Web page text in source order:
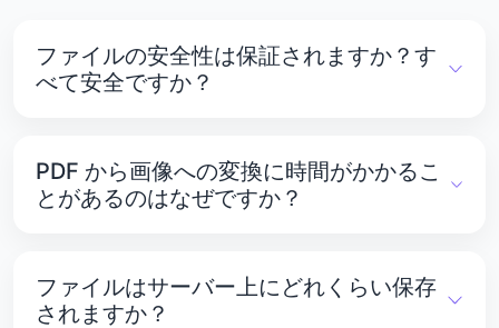
ファイルの安全性は保証されますか？す
べて安全ですか？
ュリティを最優先に考えています。すべてのファイル
は安全なサーバーに保存され、不正アクセスから保護
されています。
PDF から画像への変換に時間がかかるこ
とがあるのはなぜですか？
かかることがあります。これは、システムがデータを
処理して圧縮する必要があるためです。
ファイルはサーバー上にどれくらい保存
されますか？